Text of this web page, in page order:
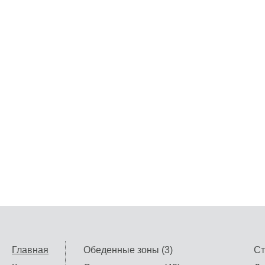
Главная
Обеденные зоны (3)